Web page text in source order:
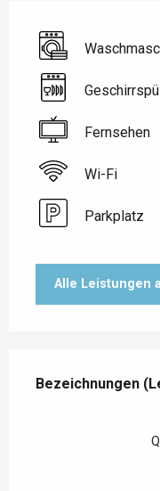
Fernsehen
Wi-Fi
Parkplatz
Alle Leistungen
Bezeichnungen
Bezeichnungen